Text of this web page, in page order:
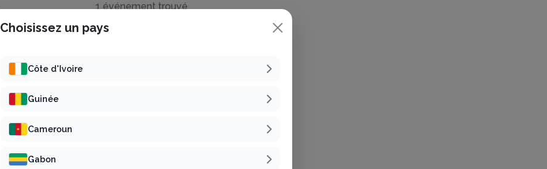
1 événement trouvé
Choisissez un pays
Côte d'Ivoire
Guinée
Cameroun
Gabon